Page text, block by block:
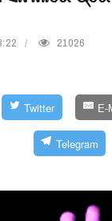
21026
Twitter E-
Telegram